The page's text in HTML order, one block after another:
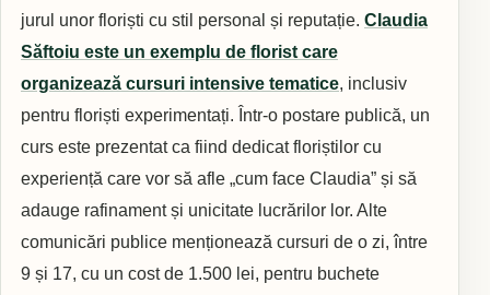
jurul unor floriști cu stil personal și reputație. Claudia
Săftoiu este un exemplu de florist care
organizează cursuri intensive tematice, inclusiv
pentru floriști experimentați. Într-o postare publică, un
curs este prezentat ca fiind dedicat floriștilor cu
experiență care vor să afle „cum face Claudia” și să
adauge rafinament și unicitate lucrărilor lor. Alte
comunicări publice menționează cursuri de o zi, între
9 și 17, cu un cost de 1.500 lei, pentru buchete